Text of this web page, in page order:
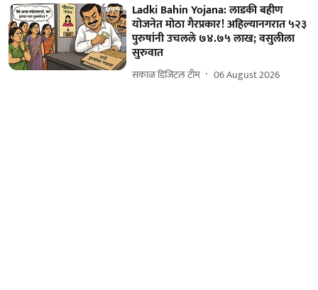
Ladki Bahin Yojana: लाडकी बहीण
योजनेत मोठा गैरप्रकार! अहिल्यानगरात ५२३
पुरुषांनी उचलले ७४.७५ लाख; वसुलीला
सुरुवात
सकाळ डिजिटल टीम 06 August 2026